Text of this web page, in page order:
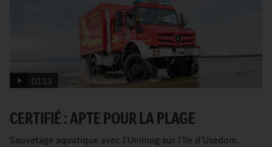
01:13
CERTIFIÉ : APTE POUR LA PLAGE
Sauvetage aquatique avec l'Unimog sur l'île d'Usedom.